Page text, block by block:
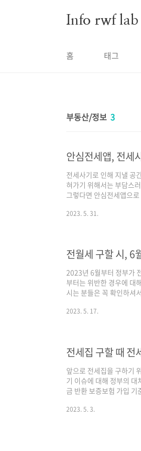
Info rwf lab
홈 태그
부동산/정보 3
안심전세앱, 전세
전세사기로 인해 지낼 공
혀가기 위해서는 부담스
그렇다면 안심전세앱으
연립, 다세대, 50세대 미
2023. 5. 31.
전월세 구할 시, 6
2023년 6월부터 정부가
부터는 위반한 경우에 대
시는 분들은 꼭 확인하셔
년 6월 1일 이후의 전월
2023. 5. 17.
전세집 구할 때
앞으로 전세집을 구하기
기 이슈에 대해 정부의
금 반환 보증보험 가입
반환 보증보험에 가입 가
2023. 5. 3.